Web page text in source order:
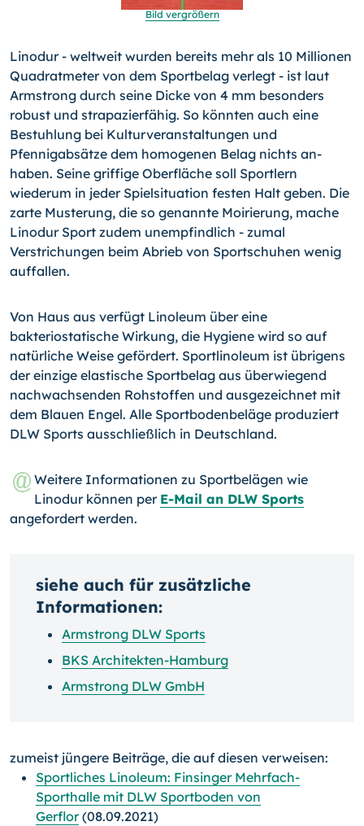
Bild vergrößern
Linodur - weltweit wurden bereits mehr als 10 Millionen
Qua­dratmeter von dem Sportbelag verlegt - ist laut
Armstrong durch seine Dicke von 4 mm besonders
robust und strapazier­fähig. So könnten auch eine
Bestuhlung bei Kulturveranstal­tungen und
Pfennigabsätze dem homogenen Belag nichts an­
haben. Seine griffige Oberfläche soll Sportlern
wiederum in jeder Spielsituation festen Halt geben. Die
zarte Musterung, die so genannte Moirierung, mache
Linodur Sport zudem un­empfindlich - zumal
Verstrichungen beim Abrieb von Sport­schuhen wenig
auffallen.
Von Haus aus verfügt Linoleum über eine
bakteriostatische Wirkung, die Hygiene wird so auf
natürliche Weise gefördert. Sportlinoleum ist übrigens
der einzige elastische Sportbelag aus überwiegend
nachwachsenden Rohstoffen und ausge­zeichnet mit
dem Blauen Engel. Alle Sportbodenbeläge pro­duziert
DLW Sports ausschließlich in Deutschland.
Weitere Informationen zu Sportbelägen wie
Linodur können per E-Mail an DLW Sports
angefordert werden.
siehe auch für zusätzliche
Informationen:
Armstrong DLW Sports
BKS Architekten-Hamburg
Armstrong DLW GmbH
zumeist jüngere Beiträge, die auf diesen verweisen:
Sportliches Linoleum: Finsinger Mehrfach-
Sporthalle mit DLW Sportboden von
Gerflor(08.09.2021)